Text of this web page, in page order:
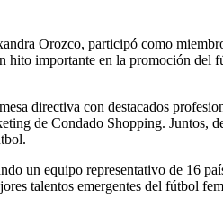
Orozco, participó como
importante en la promoción del
directiva con destacados
de Condado Shopping. Juntos,
un equipo representativo de 16
talentos emergentes del fútbol